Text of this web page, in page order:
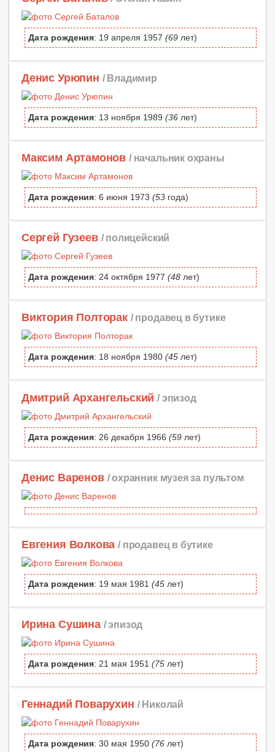
Дата рождения: 19 апреля 1957 (69 лет)
Денис Урюпин / Владимир
Дата рождения: 13 ноября 1989 (36 лет)
Максим Артамонов / начальник охраны
Дата рождения: 6 июня 1973 (53 года)
Сергей Гузеев / полицейский
Дата рождения: 24 октября 1977 (48 лет)
Виктория Полторак / продавец в бутике
Дата рождения: 18 ноября 1980 (45 лет)
Дмитрий Архангельский / эпизод
Дата рождения: 26 декабря 1966 (59 лет)
Денис Варенов / охранник музея за пультом
Евгения Волкова / продавец в бутике
Дата рождения: 19 мая 1981 (45 лет)
Ирина Сушина / эпизод
Дата рождения: 21 мая 1951 (75 лет)
Геннадий Поварухин / Николай
Дата рождения: 30 мая 1950 (76 лет)